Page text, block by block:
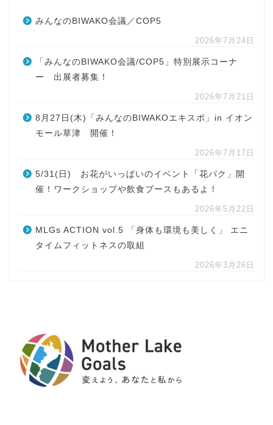
みんなのBIWAKO会議／COP5
2026年7月24日
「みんなのBIWAKO会議/COP5」特別展示コーナ
ー 出展者募集！
2026年7月21日
8月27日(木)「みんなのBIWAKOエキスポ」in イオン
モール草津 開催！
2026年7月17日
5/31(日) お花がいっぱいのイベント「花パク」開
催！ワークショップや飲食ブースもあるよ！
2026年5月22日
MLGs ACTION vol.5 「身体も環境も美しく」 エニ
タイムフィットネスの取組
2026年3月26日